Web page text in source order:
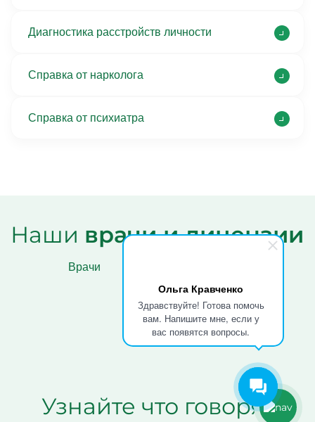
Ольга Кравченко
Здравствуйте! Готова помочь
вам. Напишите мне, если у
вас появятся вопросы.
Диагностика расстройств личности
Справка от нарколога
Справка от психиатра
Наши врачи и лицензии
Врачи
Узнайте что говорят